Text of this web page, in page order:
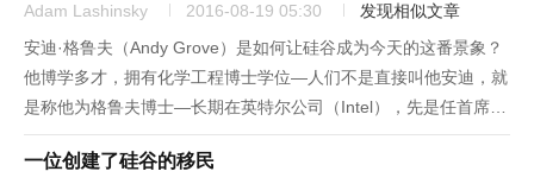
Adam Lashinsky 2016-08-19 05:30
发现相似文章
安迪·格鲁夫（Andy Grove）是如何让硅谷成为今天的这番景象？
他博学多才，拥有化学工程博士学位—人们不是直接叫他安迪，就
是称他为格鲁夫博士—长期在英特尔公司（Intel），先是任首席执
行官，后来任董事长；他教会大家懂得营销的重要性。老百姓渴望
得到“Intel Inside”，却从来说不出，除了...
一位创建了硅谷的移民